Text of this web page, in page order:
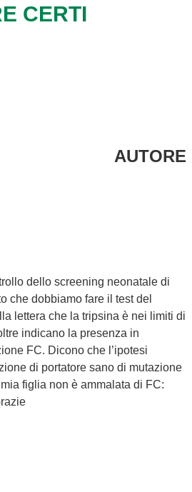
CERTI
AUTORE
dello screening neonatale di
che dobbiamo fare il test del
lettera che la tripsina è nei limiti di
indicano la presenza in
FC. Dicono che l’ipotesi
di portatore sano di mutazione
figlia non è ammalata di FC: